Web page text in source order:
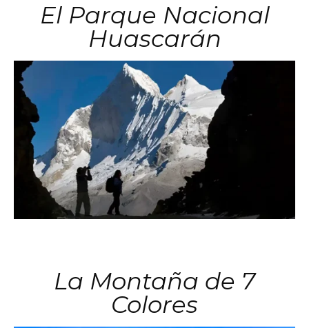
El Parque Nacional
Huascarán
La Montaña de 7
Colores